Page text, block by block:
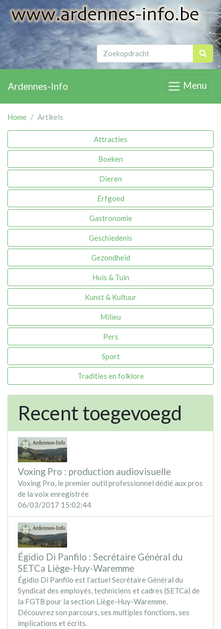
Ardennes-Info Menu
Home Artikels
Attracties
Boeken
Dieren
Erfgoed
Gastronomie
Geschiedenis
Gezondheid
Huis & Tuin
Kunst & Kultuur
Milieu
Pers
Sport
Tradities en folklore
Recent toegevoegd
Voxing Pro : production audiovisuelle
Voxing Pro, le premier outil professionnel dédié aux pros
de la voix enregistrée
06/03/2017 15:02:44
Égidio Di Panfilo : Secrétaire Général du
SETCa Liège-Huy-Waremme
Égidio Di Panfilo est l’actuel Secrétaire Général du
Syndicat des employés, techniciens et cadres (SETCa) de
la FGTB pour la section Liège-Huy-Waremme.
Découvrez son parcours, ses multiples fonctions, ses
implications et écrits.